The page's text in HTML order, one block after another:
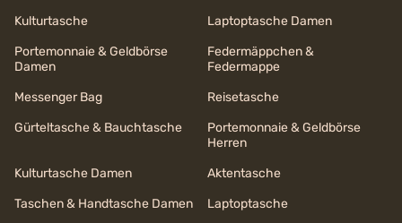
Kulturtasche
Laptoptasche Damen
Portemonnaie & Geldbörse
Damen
Federmäppchen &
Federmappe
Messenger Bag
Reisetasche
Gürteltasche & Bauchtasche
Portemonnaie & Geldbörse
Herren
Kulturtasche Damen
Aktentasche
Taschen & Handtasche Damen
Laptoptasche